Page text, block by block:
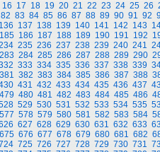
16 17 18 19 20 21 22 23 24 25 26
82 83 84 85 86 87 88 89 90 91 92
136 137 138 139 140 141 142 143
185 186 187 188 189 190 191 192
235 236 237 238 239 240 241
283 284 285 286 287 288 289 290
333 334 335 336 337 338 339
381 382 383 384 385 386 387 388
431 432 433 434 435 436 437
479 480 481 482 483 484 485 486
529 530 531 532 533 534 535
577 578 579 580 581 582 583 584
627 628 629 630 631 632 633
675 676 677 678 679 680 681 682
725 726 727 728 729 730 731